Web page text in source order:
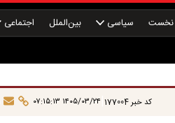
نخست سیاسی بین‌الملل اجتماعی
کد خبر177004 ۱۴۰۵/۰۳/۲۴ ۰۷:۱۵:۱۳